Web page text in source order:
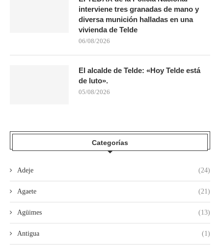
interviene tres granadas de mano y
diversa munición halladas en una
vivienda de Telde
06/08/2026
El alcalde de Telde: «Hoy Telde está
de luto».
05/08/2026
Categorías
Adeje (24)
Agaete (21)
Agüimes (13)
Antigua (1)